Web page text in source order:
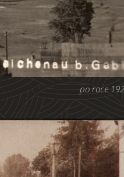
po roce